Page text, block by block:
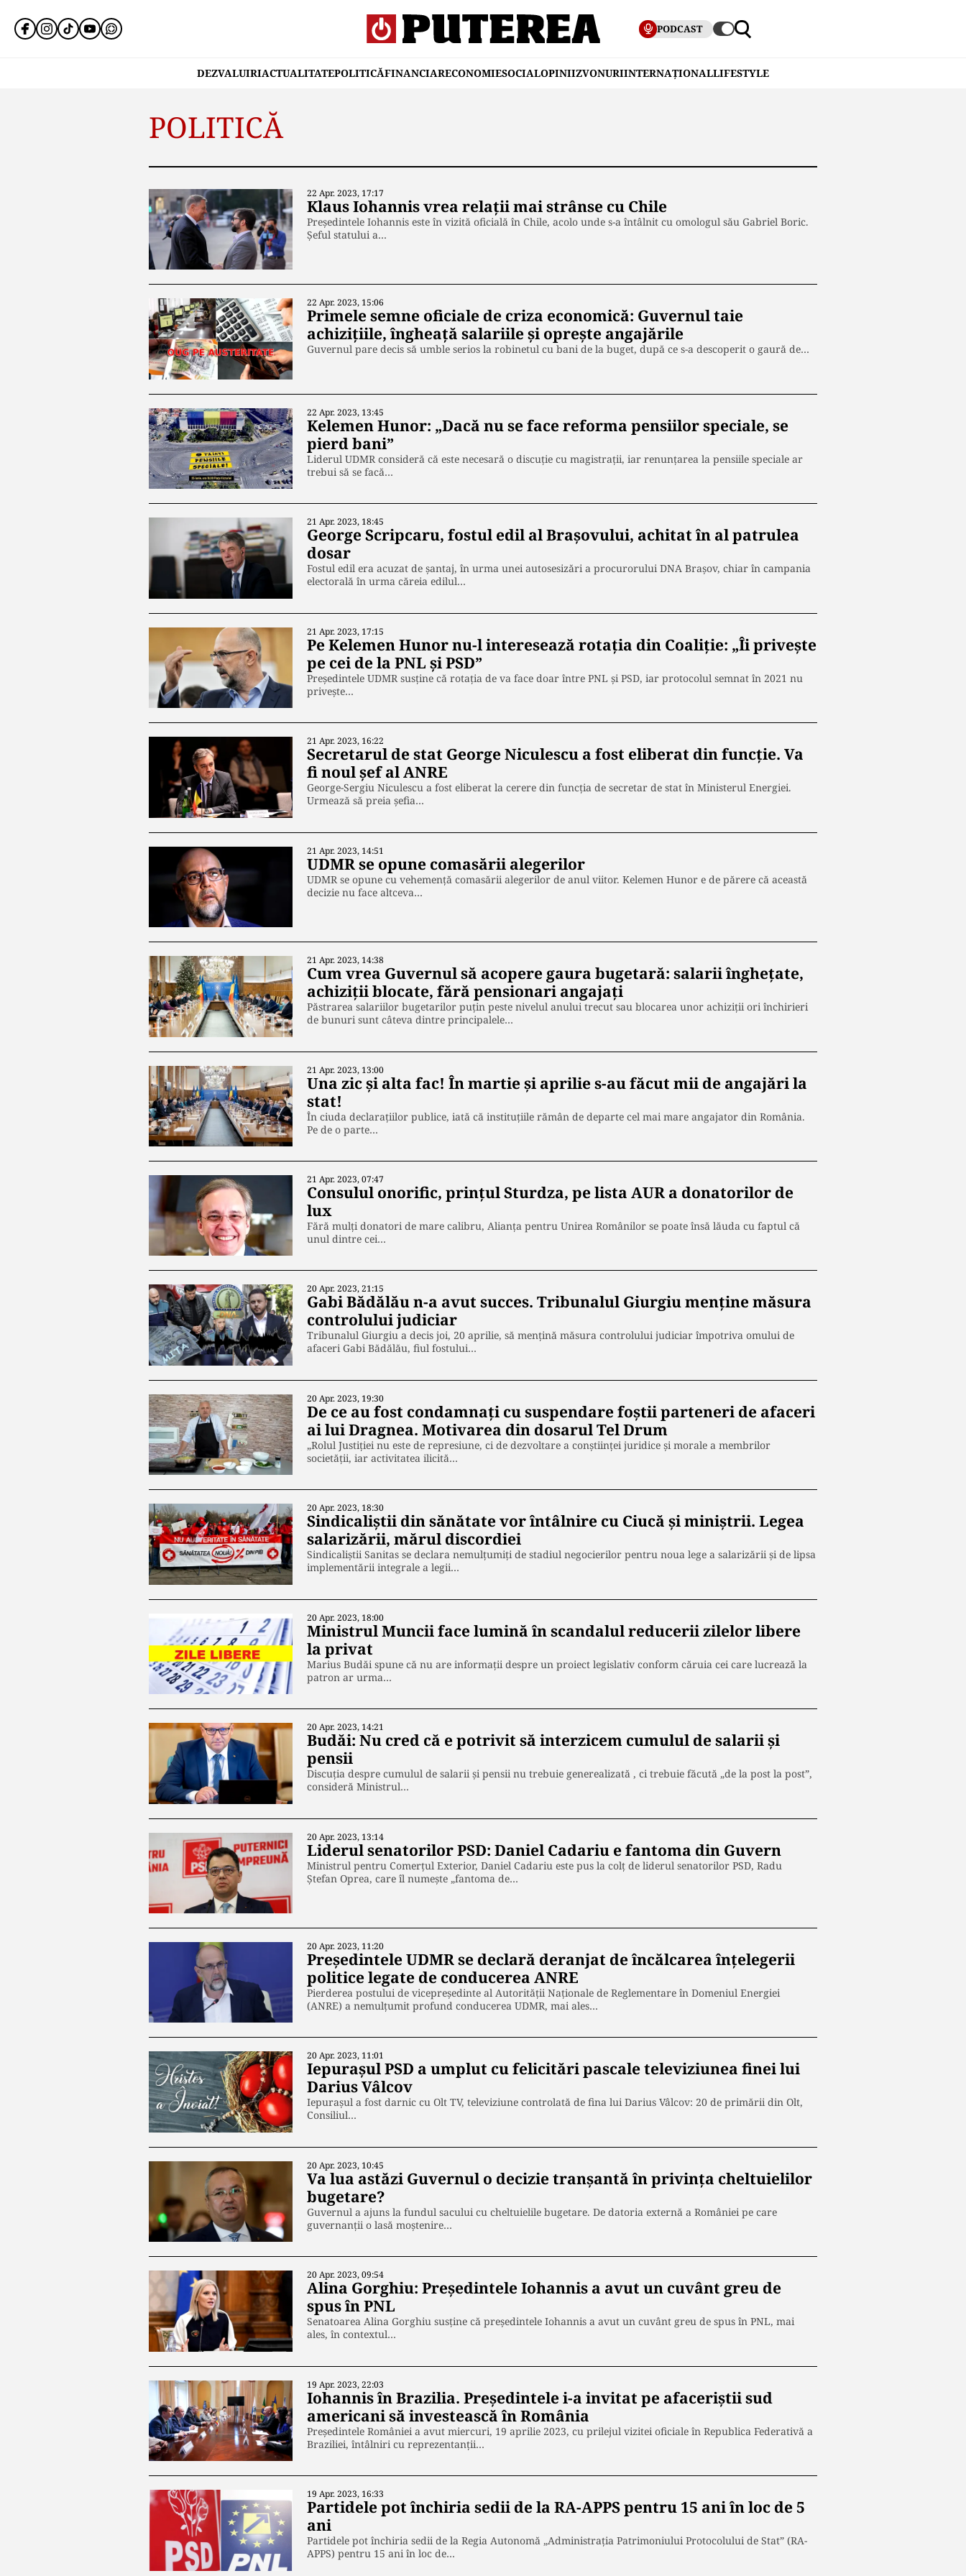
PODCAST
DEZVALUIRIACTUALITATEPOLITICĂFINANCIARECONOMIESOCIALOPINIIZVONURIINTERNAȚIONALLIFESTYLE
POLITICĂ
22 Apr. 2023, 17:17
Klaus Iohannis vrea relații mai strânse cu Chile
Președintele Iohannis este în vizită oficială în Chile, acolo unde s-a întâlnit cu omologul său Gabriel Boric.
Șeful statului a…
22 Apr. 2023, 15:06
Primele semne oficiale de criza economică: Guvernul taie
achizițiile, îngheață salariile și oprește angajările
Guvernul pare decis să umble serios la robinetul cu bani de la buget, după ce s-a descoperit o gaură de…
22 Apr. 2023, 13:45
Kelemen Hunor: „Dacă nu se face reforma pensiilor speciale, se
pierd bani”
Liderul UDMR consideră că este necesară o discuţie cu magistraţii, iar renunţarea la pensiile speciale ar
trebui să se facă…
21 Apr. 2023, 18:45
George Scripcaru, fostul edil al Brașovului, achitat în al patrulea
dosar
Fostul edil era acuzat de șantaj, în urma unei autosesizări a procurorului DNA Brașov, chiar în campania
electorală în urma căreia edilul…
21 Apr. 2023, 17:15
Pe Kelemen Hunor nu-l interesează rotația din Coaliție: „Îi privește
pe cei de la PNL și PSD”
Președintele UDMR susține că rotația de va face doar între PNL și PSD, iar protocolul semnat în 2021 nu
privește…
21 Apr. 2023, 16:22
Secretarul de stat George Niculescu a fost eliberat din funcție. Va
fi noul șef al ANRE
George-Sergiu Niculescu a fost eliberat la cerere din funcția de secretar de stat în Ministerul Energiei.
Urmează să preia șefia…
21 Apr. 2023, 14:51
UDMR se opune comasării alegerilor
UDMR se opune cu vehemență comasării alegerilor de anul viitor. Kelemen Hunor e de părere că această
decizie nu face altceva…
21 Apr. 2023, 14:38
Cum vrea Guvernul să acopere gaura bugetară: salarii înghețate,
achiziții blocate, fără pensionari angajați
Păstrarea salariilor bugetarilor puțin peste nivelul anului trecut sau blocarea unor achiziții ori închirieri
de bunuri sunt câteva dintre principalele…
21 Apr. 2023, 13:00
Una zic și alta fac! În martie și aprilie s-au făcut mii de angajări la
stat!
În ciuda declarațiilor publice, iată că instituțiile rămân de departe cel mai mare angajator din România.
Pe de o parte…
21 Apr. 2023, 07:47
Consulul onorific, prințul Sturdza, pe lista AUR a donatorilor de
lux
Fără mulți donatori de mare calibru, Alianța pentru Unirea Românilor se poate însă lăuda cu faptul că
unul dintre cei…
20 Apr. 2023, 21:15
Gabi Bădălău n-a avut succes. Tribunalul Giurgiu menține măsura
controlului judiciar
Tribunalul Giurgiu a decis joi, 20 aprilie, să mențină măsura controlului judiciar împotriva omului de
afaceri Gabi Bădălău, fiul fostului…
20 Apr. 2023, 19:30
De ce au fost condamnați cu suspendare foștii parteneri de afaceri
ai lui Dragnea. Motivarea din dosarul Tel Drum
„Rolul Justiţiei nu este de represiune, ci de dezvoltare a conştiinţei juridice şi morale a membrilor
societăţii, iar activitatea ilicită…
20 Apr. 2023, 18:30
Sindicaliștii din sănătate vor întâlnire cu Ciucă și miniștrii. Legea
salarizării, mărul discordiei
Sindicaliştii Sanitas se declara nemulţumiţi de stadiul negocierilor pentru noua lege a salarizării şi de lipsa
implementării integrale a legii…
20 Apr. 2023, 18:00
Ministrul Muncii face lumină în scandalul reducerii zilelor libere
la privat
Marius Budăi spune că nu are informații despre un proiect legislativ conform căruia cei care lucrează la
patron ar urma…
20 Apr. 2023, 14:21
Budăi: Nu cred că e potrivit să interzicem cumulul de salarii şi
pensii
Discuţia despre cumulul de salarii și pensii nu trebuie generealizată , ci trebuie făcută „de la post la post”,
consideră Ministrul…
20 Apr. 2023, 13:14
Liderul senatorilor PSD: Daniel Cadariu e fantoma din Guvern
Ministrul pentru Comerțul Exterior, Daniel Cadariu este pus la colț de liderul senatorilor PSD, Radu
Ștefan Oprea, care îl numește „fantoma de…
20 Apr. 2023, 11:20
Președintele UDMR se declară deranjat de încălcarea înțelegerii
politice legate de conducerea ANRE
Pierderea postului de vicepreședinte al Autorității Naționale de Reglementare în Domeniul Energiei
(ANRE) a nemulțumit profund conducerea UDMR, mai ales…
20 Apr. 2023, 11:01
Iepurașul PSD a umplut cu felicitări pascale televiziunea finei lui
Darius Vâlcov
Iepurașul a fost darnic cu Olt TV, televiziune controlată de fina lui Darius Vâlcov: 20 de primării din Olt,
Consiliul…
20 Apr. 2023, 10:45
Va lua astăzi Guvernul o decizie tranșantă în privința cheltuielilor
bugetare?
Guvernul a ajuns la fundul sacului cu cheltuielile bugetare. De datoria externă a României pe care
guvernanții o lasă moștenire…
20 Apr. 2023, 09:54
Alina Gorghiu: Președintele Iohannis a avut un cuvânt greu de
spus în PNL
Senatoarea Alina Gorghiu susține că președintele Iohannis a avut un cuvânt greu de spus în PNL, mai
ales, în contextul…
19 Apr. 2023, 22:03
Iohannis în Brazilia. Președintele i-a invitat pe afaceriștii sud
americani să investească în România
Președintele României a avut miercuri, 19 aprilie 2023, cu prilejul vizitei oficiale în Republica Federativă a
Braziliei, întâlniri cu reprezentanții…
19 Apr. 2023, 16:33
Partidele pot închiria sedii de la RA-APPS pentru 15 ani în loc de 5
ani
Partidele pot închiria sedii de la Regia Autonomă „Administrația Patrimoniului Protocolului de Stat” (RA-
APPS) pentru 15 ani în loc de…